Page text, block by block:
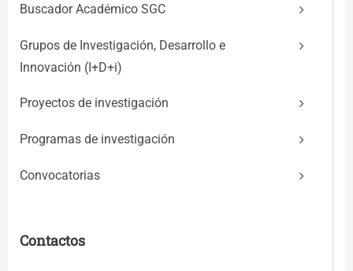
Buscador Académico SGC
Grupos de Investigación, Desarrollo e
Innovación (I+D+i)
Proyectos de investigación
Programas de investigación
Convocatorias
Contactos